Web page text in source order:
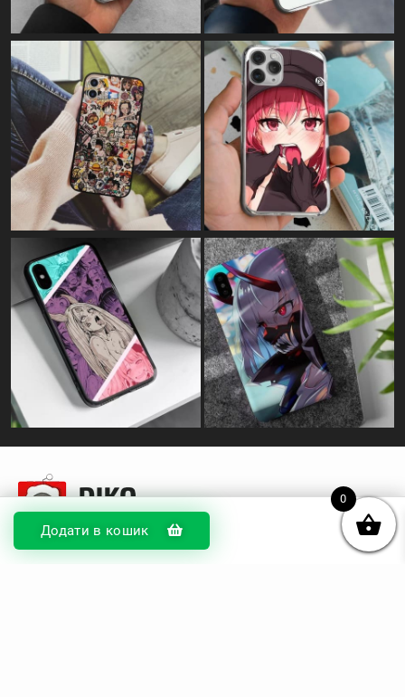
Додати в кошик
0